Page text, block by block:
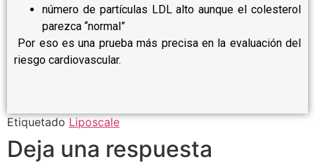
número de partículas LDL alto aunque el colesterol
parezca “normal”
Por eso es una prueba más precisa en la evaluación del
riesgo cardiovascular.
Etiquetado Liposcale
Deja una respuesta